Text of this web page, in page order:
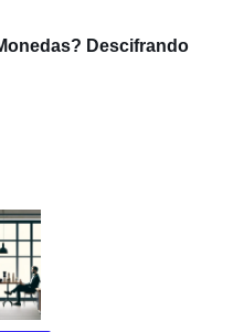
Descifrando